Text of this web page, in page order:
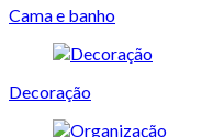
Cama e banho
Decoração